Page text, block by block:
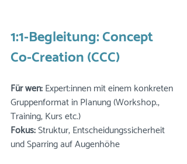
1:1-Begleitung: Concept
Co-Creation (CCC)
Für wen: Expert:innen mit einem konkreten
Gruppenformat in Planung (Workshop.,
Training, Kurs etc.)
Fokus: Struktur, Entscheidungssicherheit
und Sparring auf Augenhöhe